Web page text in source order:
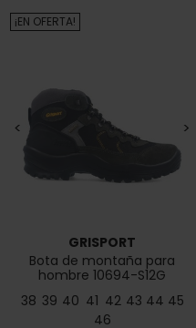
< >
GRISPORT
Bota de montaña para
hombre 10694-S12G
38 39 40 41 42 43 44 45
46
¡EN OFERTA!